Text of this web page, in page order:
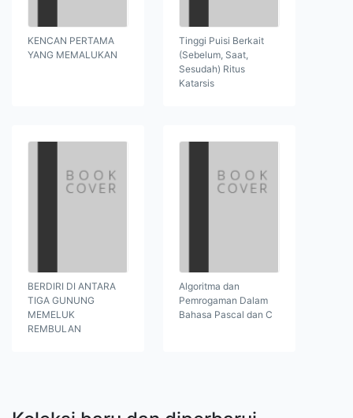
KENCAN PERTAMA
YANG MEMALUKAN
Tinggi Puisi Berkait
(Sebelum, Saat,
Sesudah) Ritus
Katarsis
BERDIRI DI ANTARA
TIGA GUNUNG
MEMELUK
REMBULAN
Algoritma dan
Pemrogaman Dalam
Bahasa Pascal dan C